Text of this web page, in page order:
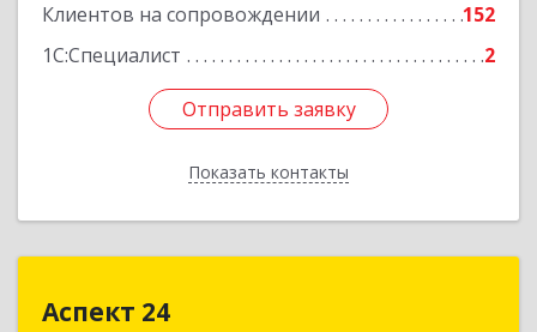
Клиентов на сопровождении
152
1С:Специалист
2
Отправить заявку
Показать контакты
Подробнее
Отправить заявку
Назад
Аспект 24